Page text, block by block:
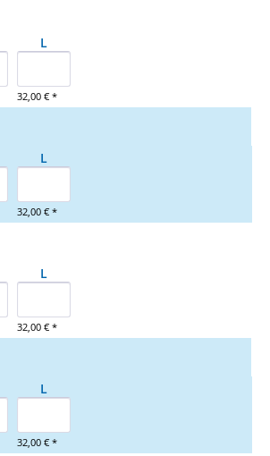
L
32,00 € *
L
32,00 € *
L
32,00 € *
L
32,00 € *